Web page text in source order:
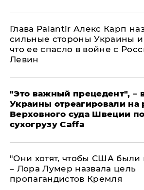
Глава Palantir Алекс Карп
сильные стороны Украины и
что ее спасло в войне с
Левин
"Это важный прецедент", –
Украины отреагировали
Верховного суда Швеции по
сухогрузу Caffa
"Они хотят, чтобы США были
– Лора Лумер назвала цель
пропагандистов Кремля